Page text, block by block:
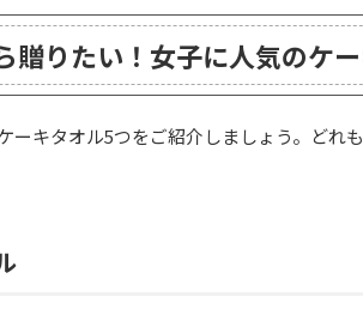
贈りたい！女子に人気のケ
ーキタオル5つをご紹介しましょう。どれ